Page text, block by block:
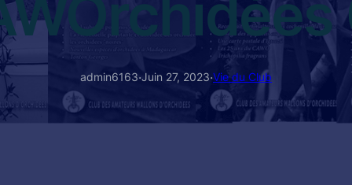
admin6163·Juin 27, 2023·Vie du Club